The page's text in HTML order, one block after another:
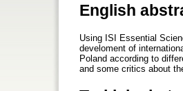
English
Using ISI Essential
develoment of
Poland according to
and some critics about